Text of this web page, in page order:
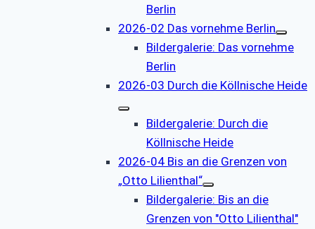
Berlin
2026-02 Das vornehme Berlin
Bildergalerie: Das vornehme
Berlin
2026-03 Durch die Köllnische Heide
Bildergalerie: Durch die
Köllnische Heide
2026-04 Bis an die Grenzen von
„Otto Lilienthal“
Bildergalerie: Bis an die
Grenzen von "Otto Lilienthal"